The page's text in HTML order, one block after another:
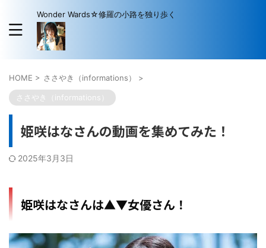
Wonder Wards☆修羅の小路を独り歩く
HOME > ささやき（informations） >
ささやき（informations）
姫咲はなさんの動画を集めてみた！
2025年3月3日
姫咲はなさんは▲▼女優さん！